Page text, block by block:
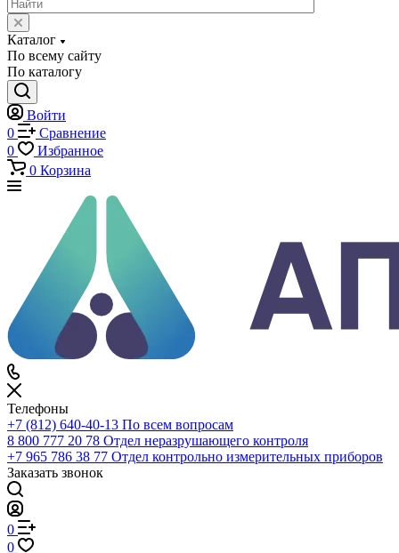
Каталог
Каталог
По всему сайту
По каталогу
Войти
0
Сравнение
0
Избранное